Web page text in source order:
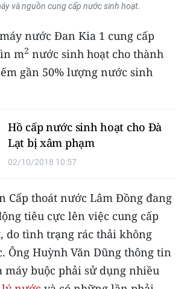
THÁNG
và nguồn cung cấp nước sinh hoạt.
nước Đan Kia 1 cung cấp
m2 nước sinh hoạt cho thành
gần 50% lượng nước sinh
Hồ cấp nước sinh hoạt cho Đà
Lạt bị xâm phạm
02/10/2018 10:57
Cấp thoát nước Lâm Đồng đang
tiêu cực lên việc cung cấp
do tình trạng rác thải không
Ông Huỳnh Văn Dũng thông tin
máy buộc phải sử dụng nhiều